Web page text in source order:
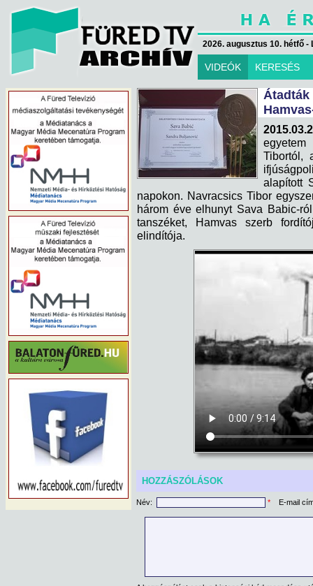
2026. augusztus 10. hétfő -
VIDEÓK KERESÉS
Tibortól,
alapított
napokon. Navracsics Tibor
három éve elhunyt Sava Babic-
tanszéket, Hamvas szerb
elindítója.
HOZZÁSZÓLÁSOK
Név: * E-mail